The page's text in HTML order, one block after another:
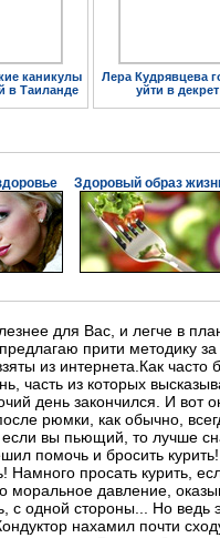
каникулы
в Таиланде
Лера Кудрявцева
уйти в декрет
Здоровый образ
для Вас, и легче в
прити методику
из интернета.Как
часть из которых
день закончился. И вот
рюмки, как обычно,
вы пьющий, то лучше
помочь и бросить
Намного просать курить,
моральное давление,
с одной стороны... Но ведь
нахамил почти